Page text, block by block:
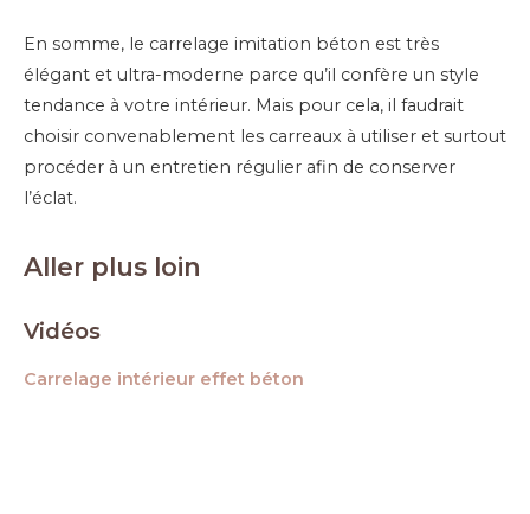
En somme, le carrelage imitation béton est très
élégant et ultra-moderne parce qu’il confère un style
tendance à votre intérieur. Mais pour cela, il faudrait
choisir convenablement les carreaux à utiliser et surtout
procéder à un entretien régulier afin de conserver
l’éclat.
Aller plus loin
Vidéos
Carrelage intérieur effet béton